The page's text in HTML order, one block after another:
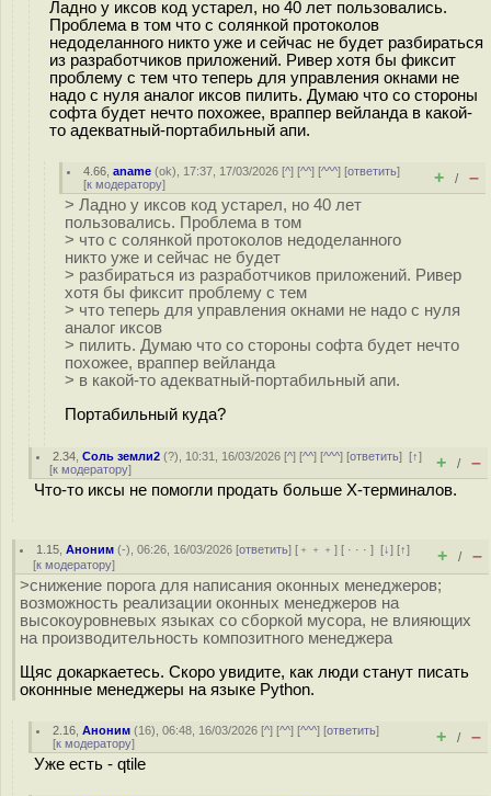
Ладно у иксов код устарел, но 40 лет пользовались.
Проблема в том что с солянкой протоколов
недоделанного никто уже и сейчас не будет разбираться
из разработчиков приложений. Ривер хотя бы фиксит
проблему с тем что теперь для управления окнами не
надо с нуля аналог иксов пилить. Думаю что со стороны
софта будет нечто похожее, враппер вейланда в какой-
то адекватный-портабильный апи.
4.66 ,aname (ok), 17:37, 17/03/2026 [^] [^^] [^^^] [ответить]
[к модератору] + / –
> Ладно у иксов код устарел, но 40 лет
пользовались. Проблема в том
> что с солянкой протоколов недоделанного
никто уже и сейчас не будет
> разбираться из разработчиков приложений. Ривер
хотя бы фиксит проблему с тем
> что теперь для управления окнами не надо с нуля
аналог иксов
> пилить. Думаю что со стороны софта будет нечто
похожее, враппер вейланда
> в какой-то адекватный-портабильный апи.
Портабильный куда?
2.34 ,Соль земли2 (?), 10:31, 16/03/2026 [^] [^^] [^^^] [ответить][↑]
[к модератору] + / –
Что-то иксы не помогли продать больше X-терминалов.
1.15 ,Аноним (-), 06:26, 16/03/2026 [ответить] [ ﹢﹢﹢] [ · · ·][↓] [↑]
[к модератору] + / –
>снижение порога для написания оконных менеджеров;
возможность реализации оконных менеджеров на
высокоуровневых языках со сборкой мусора, не влияющих
на производительность композитного менеджера
Щяс докаркаетесь. Скоро увидите, как люди станут писать
оконнные менеджеры на языке Python.
2.16 ,Аноним (16), 06:48, 16/03/2026 [^] [^^] [^^^] [ответить]
[к модератору] + / –
Уже есть - qtile